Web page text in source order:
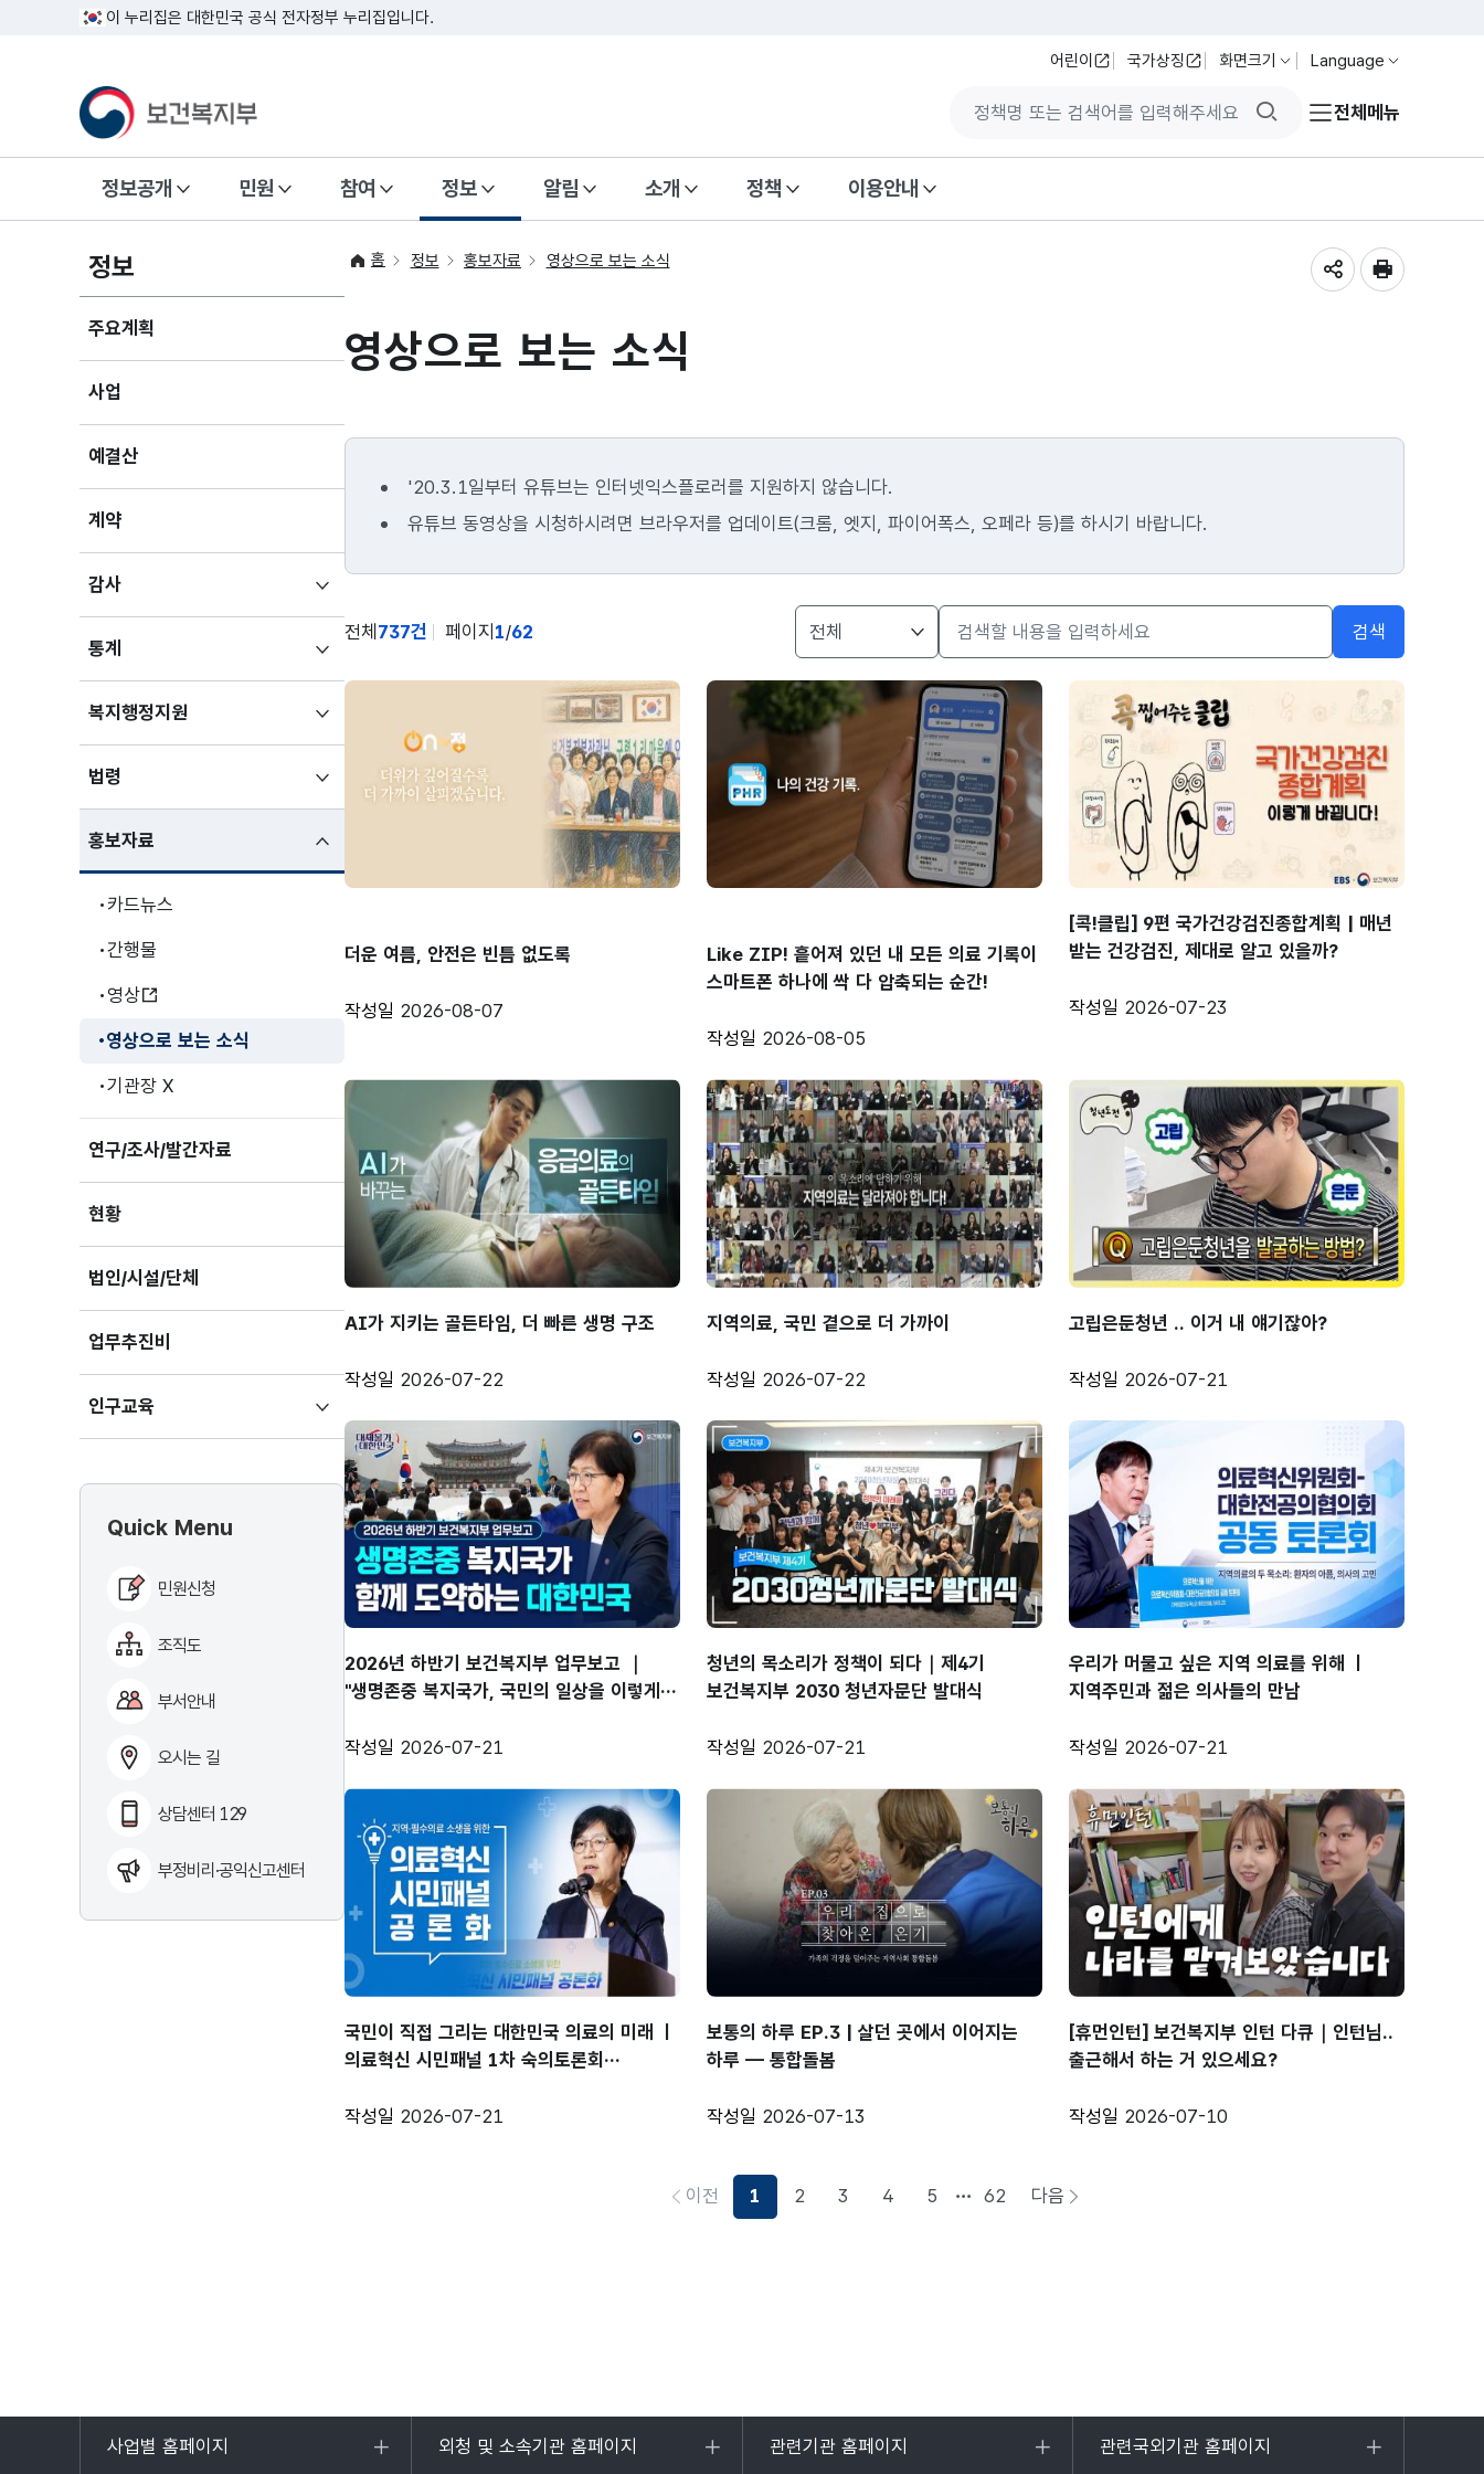
이 누리집은 대한민국 공식 전자정부 누리집입니다.
어린이 국가상징 화면크기 Language
검색버튼전체메뉴
정보공개 민원 참여 정보 알림 소개 정책 이용안내
정보
주요계획
사업
예결산
계약
감사하위메뉴
펼치기
통계
펼치기
복지행정지원
펼치기
법령
펼치기
홍보자료
펼친상태
카드뉴스
간행물
영상
영상으로 보는 소식
기관장 X
연구/조사/발간자료
현황
법인/시설/단체
업무추진비
인구교육
펼치기
Quick Menu
민원신청
조직도
부서안내
오시는 길
상담센터 129
부정비리·공익신고센터
홈 정보 홍보자료 영상으로 보는 소식
영상으로 보는 소식
'20.3.1일부터 유튜브는 인터넷익스플로러를 지원하지 않습니다.
유튜브 동영상을 시청하시려면 브라우저를 업데이트(크롬, 엣지, 파이어폭스, 오페라 등)를 하시기 바랍니다.
게시물
검색
검색
전체737건 페이지1/62
더운 여름, 안전은 빈틈 없도록
작성일 2026-08-07
Like ZIP! 흩어져 있던 내 모든 의료 기록이
스마트폰 하나에 싹 다 압축되는 순간!
작성일 2026-08-05
[콕!클립] 9편 국가건강검진종합계획 | 매년
받는 건강검진, 제대로 알고 있을까?
작성일 2026-07-23
AI가 지키는 골든타임, 더 빠른 생명 구조
작성일 2026-07-22
지역의료, 국민 곁으로 더 가까이
작성일 2026-07-22
고립은둔청년 .. 이거 내 얘기잖아?
작성일 2026-07-21
2026년 하반기 보건복지부 업무보고 ｜
"생명존중 복지국가, 국민의 일상을 이렇게
작성일 2026-07-21
청년의 목소리가 정책이 되다｜제4기
보건복지부 2030 청년자문단 발대식
작성일 2026-07-21
우리가 머물고 싶은 지역 의료를 위해 ㅣ
지역주민과 젊은 의사들의 만남
작성일 2026-07-21
국민이 직접 그리는 대한민국 의료의 미래 ㅣ
의료혁신 시민패널 1차 숙의토론회
작성일 2026-07-21
보통의 하루 EP.3 | 살던 곳에서 이어지는
하루 ― 통합돌봄
작성일 2026-07-13
[휴먼인턴] 보건복지부 인턴 다큐｜인턴님..
출근해서 하는 거 있으세요?
작성일 2026-07-10
이전 1 2 3 4 5 62 다음
페이지로
사업별 홈페이지
목록
외청 및 소속기관 홈페이지
목록
관련기관 홈페이지
목록
관련국외기관 홈페이지
목록